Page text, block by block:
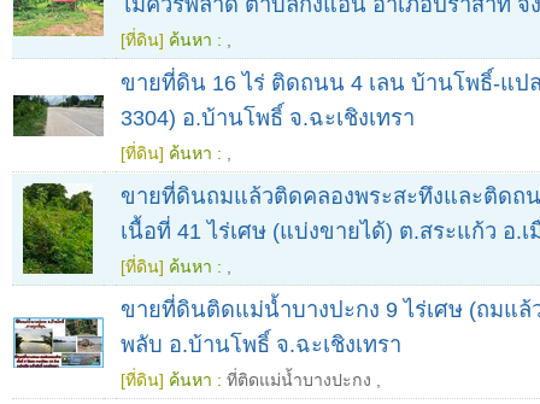
[ที่ดิน] ค้นหา :
ขายที่ดิน 16 ไร่ ติดถนน 4 เลน บ้านโพธิ์-แป
3304) อ.บ้านโพธิ์ จ.ฉะเชิงเทรา
[ที่ดิน] ค้นหา :
ขายที่ดินถมแล้วติดคลองพระสะทึงและติดถ
เนื้อที่ 41 ไร่เศษ (แบ่งขายได้) ต.สระแก้ว อ.เ
[ที่ดิน] ค้นหา :
ขายที่ดินติดแม่น้ำบางปะกง 9 ไร่เศษ (ถมแล้
พลับ อ.บ้านโพธิ์ จ.ฉะเชิงเทรา
[ที่ดิน] ค้นหา : ที่ติดแม่น้ำบางปะกง